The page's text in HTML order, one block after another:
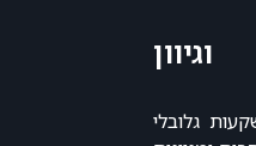
גלובלי